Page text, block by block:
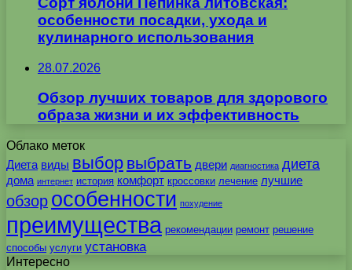
особенности посадки, ухода и
кулинарного использования
28.07.2026
Обзор лучших товаров для здорового
образа жизни и их эффективность
Облако меток
Диета виды выбор выбрать двери диагностика диета
дома интернет история комфорт кроссовки лечение лучшие
обзор особенности похудение
преимущества рекомендации ремонт решение
способы услуги установка
Интересно